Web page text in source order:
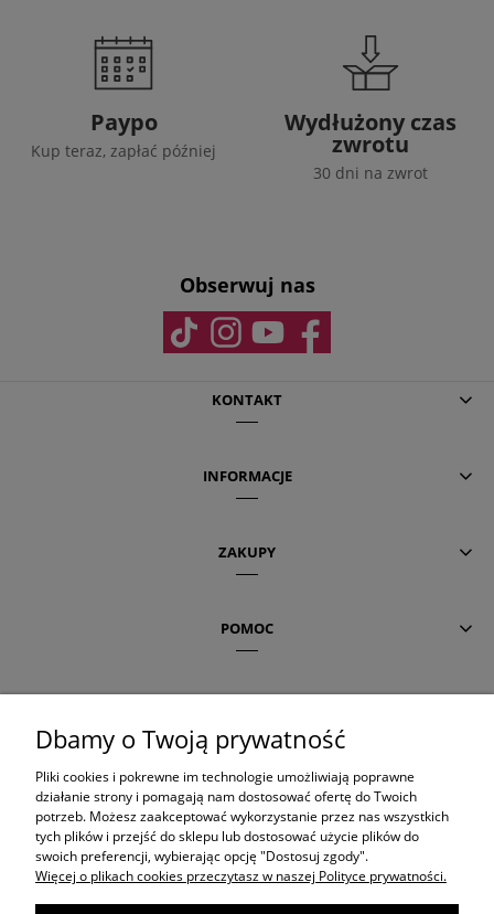
Paypo
Kup teraz, zapłać później
Wydłużony czas
zwrotu
30 dni na zwrot
Obserwuj nas
KONTAKT
INFORMACJE
ZAKUPY
POMOC
OLAPLEX
ORIBE
Dbamy o Twoją prywatność
Pliki cookies i pokrewne im technologie umożliwiają poprawne
działanie strony i pomagają nam dostosować ofertę do Twoich
potrzeb. Możesz zaakceptować wykorzystanie przez nas wszystkich
tych plików i przejść do sklepu lub dostosować użycie plików do
swoich preferencji, wybierając opcję "Dostosuj zgody".
Więcej o plikach cookies przeczytasz w naszej Polityce prywatności.